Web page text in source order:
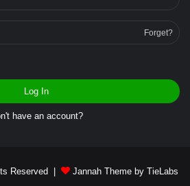
Forget?
Log In
have an account?
Reserved | Jannah Theme by TieLabs